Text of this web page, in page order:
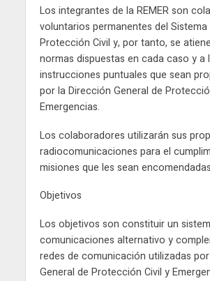
Los integrantes de la REMER son
voluntarios permanentes del
Protección Civil y, por tanto, se
normas dispuestas en cada caso y a
instrucciones puntuales que sean
por la Dirección General de
Emergencias.
Los colaboradores utilizarán sus
radiocomunicaciones para el
misiones que les sean
Objetivos
Los objetivos son constituir un
comunicaciones alternativo y
redes de comunicación utilizadas
General de Protección Civil y